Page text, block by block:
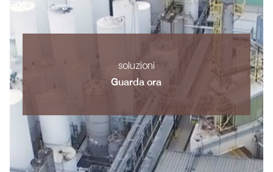
soluzioni
Guarda ora